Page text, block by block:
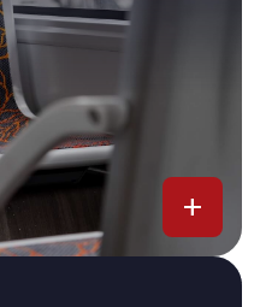
add